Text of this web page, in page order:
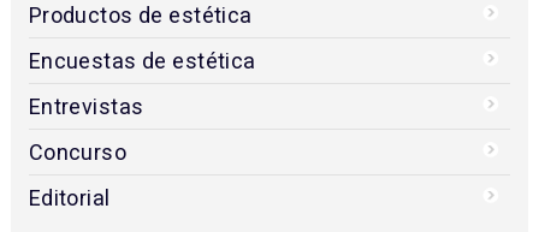
Productos de estética
Encuestas de estética
Entrevistas
Concurso
Editorial